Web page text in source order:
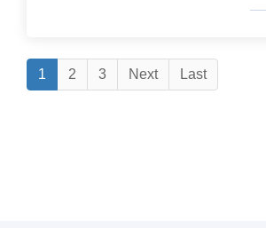
1 2 3 Next Last